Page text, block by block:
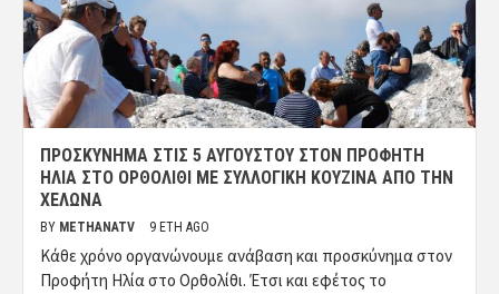
ΠΡΟΣΚΎΝΗΜΑ ΣΤΙΣ 5 ΑΥΓΟΎΣΤΟΥ ΣΤΟΝ ΠΡΟΦΉΤΗ
ΗΛΊΑ ΣΤΟ ΟΡΘΟΛΊΘΙ ΜΕ ΣΥΛΛΟΓΙΚΉ ΚΟΥΖΊΝΑ ΑΠΌ ΤΗΝ
ΧΕΛΩΝΑ
BY METHANATV 9 ΈΤΗ AGO
Κάθε χρόνο οργανώνουμε ανάβαση και προσκύνημα στον
Προφήτη Ηλία στο Ορθολίθι. Έτσι και εφέτος το